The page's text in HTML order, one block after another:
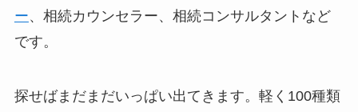
ー、相続カウンセラー、相続コンサルタントなど
です。
探せばまだまだいっぱい出てきます。軽く100種類